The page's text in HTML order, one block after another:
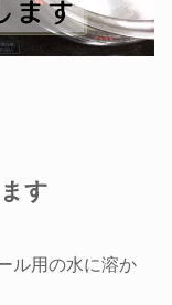
す
ル用の水に溶か